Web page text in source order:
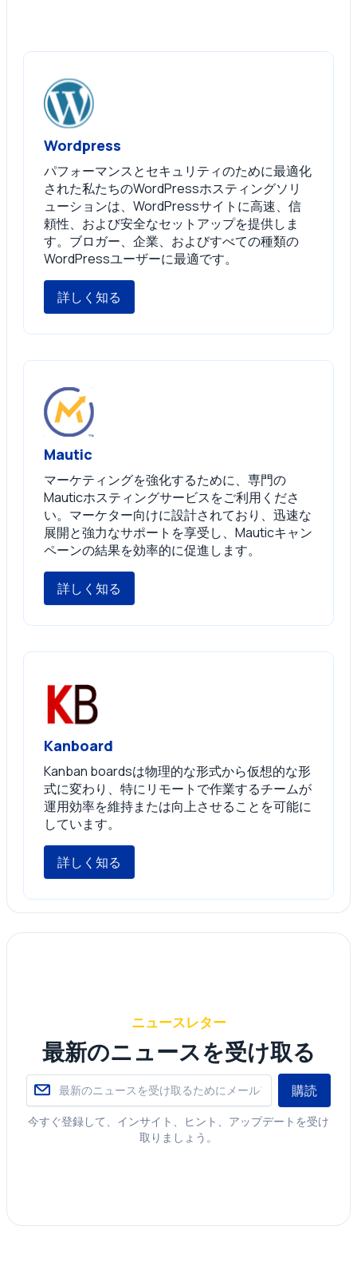
Wordpress
パフォーマンスとセキュリティのために最適化
された私たちのWordPressホスティングソリ
ューションは、WordPressサイトに高速、信
頼性、および安全なセットアップを提供しま
す。ブロガー、企業、およびすべての種類の
WordPressユーザーに最適です。
詳しく知る
Mautic
マーケティングを強化するために、専門の
Mauticホスティングサービスをご利用くださ
い。マーケター向けに設計されており、迅速な
展開と強力なサポートを享受し、Mauticキャン
ペーンの結果を効率的に促進します。
詳しく知る
Kanboard
Kanban boardsは物理的な形式から仮想的な形
式に変わり、特にリモートで作業するチームが
運用効率を維持または向上させることを可能に
しています。
詳しく知る
ニュースレター
最新のニュースを受け取る
購読
今すぐ登録して、インサイト、ヒント、アップデートを受け
取りましょう。